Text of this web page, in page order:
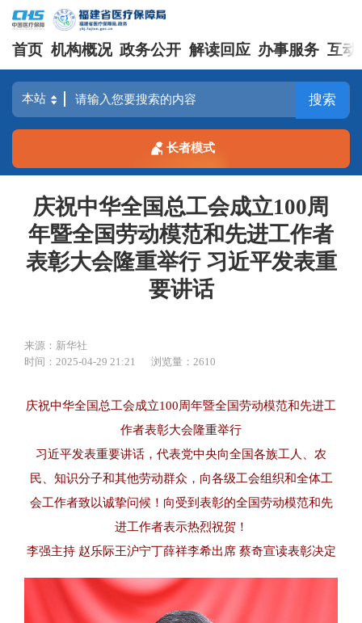
首页 机构概况 政务公开 解读回应 办事服务 互动
搜索
长者模式
庆祝中华全国总工会成立100周
年暨全国劳动模范和先进工作者
表彰大会隆重举行 习近平发表重
要讲话
来源：新华社
时间：2025-04-29 21:21
浏览量：2610
庆祝中华全国总工会成立100周年暨全国劳动模范和先进工
作者表彰大会隆重举行
习近平发表重要讲话，代表党中央向全国各族工人、农
民、知识分子和其他劳动群众，向各级工会组织和全体工
会工作者致以诚挚问候！向受到表彰的全国劳动模范和先
进工作者表示热烈祝贺！
李强主持 赵乐际王沪宁丁薛祥李希出席 蔡奇宣读表彰决定